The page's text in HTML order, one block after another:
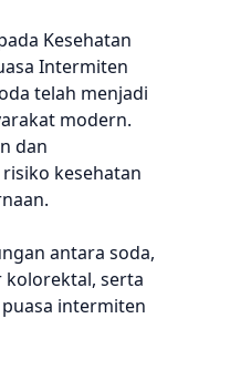
Kesehatan
Intermiten
telah menjadi
modern.
dan
kesehatan
antara soda,
kolorektal, serta
intermiten